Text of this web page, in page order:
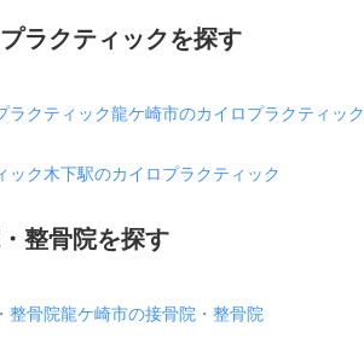
ラクティックを探す
ラクティック龍ケ崎市のカイロプラクティック
ック木下駅のカイロプラクティック
整骨院を探す
整骨院龍ケ崎市の接骨院・整骨院